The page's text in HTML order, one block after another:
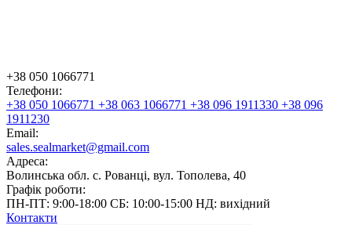
+38 050 1066771
Телефони:
+38 050 1066771 +38 063 1066771 +38 096 1911330 +38 096
1911230
Email:
sales.sealmarket@gmail.com
Адреса:
Волинська обл. с. Рованці, вул. Тополева, 40
Графік роботи:
ПН-ПТ: 9:00-18:00 СБ: 10:00-15:00 НД: вихідний
Контакти